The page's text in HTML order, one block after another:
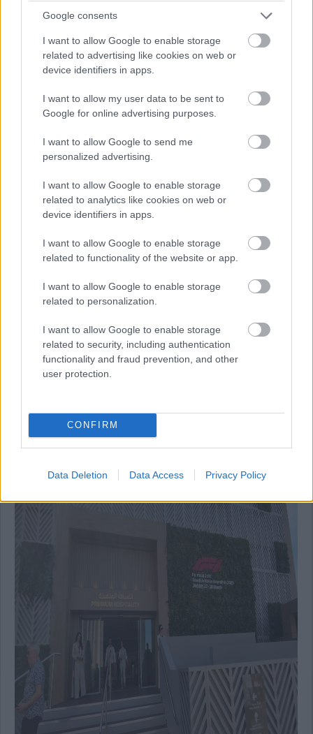
Google consents
I want to allow Google to enable storage
related to advertising like cookies on web or
device identifiers in apps.
I want to allow my user data to be sent to
Google for online advertising purposes.
I want to allow Google to send me
personalized advertising.
I want to allow Google to enable storage
related to analytics like cookies on web or
device identifiers in apps.
I want to allow Google to enable storage
related to functionality of the website or app.
I want to allow Google to enable storage
related to personalization.
I want to allow Google to enable storage
related to security, including authentication
functionality and fraud prevention, and other
user protection.
CONFIRM
Data Deletion Data Access Privacy Policy
váltóhibára panaszkodott mindkét pilóta. (Sergio Perez
autójában szintén cserélték az alkatrészt.) Verstappen Red
Bulljába a Bahreini Nagydíjon és pénteken használt
sebességváltó került vissza, büntetés így nem jár a cseréért –
viszont érdemes emlékezni rá, ez a komponens volt bent az
panaszkodott.
A Red Bull egyúttal a jobb és bal hátsó felfüggesztést is
kicserélte Verstappen autóján, beleértve a féltengelyeket. A
parc fermére vonatkozó szabályok ezt lehetővé teszik, így
változatlanul a 15. rajthelyről kezdhet.